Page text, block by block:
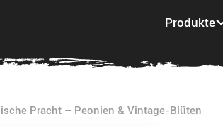
Produkte
Pracht – Peonien & Vintage-Blüten